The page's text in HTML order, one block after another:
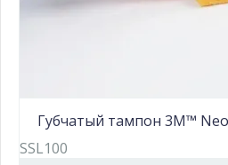
Губчатый тампон 3M™
SSL100